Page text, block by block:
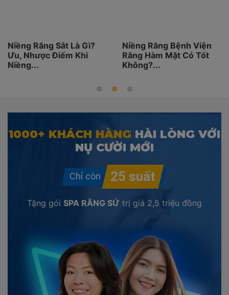
Sắt Là Gì?
Điểm Khi
Niềng Răng Bệnh Viện
Răng Hàm Mặt Có Tốt
Giá
Nhật
1000+ KHÁCH HÀNG HÀI LÒNG VỚI
NỤ CƯỜI MỚI
Tặng gói SPA RĂNG SỨ trị giá 2,5 triệu đồng